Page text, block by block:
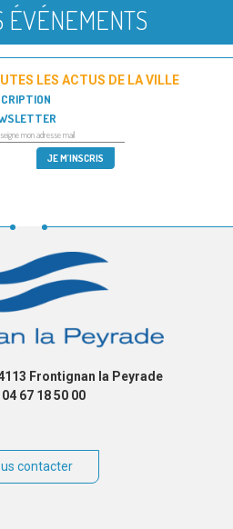
ÉVÉNEMENTS
LES ACTUS DE LA VILLE
Frontignan la Peyrade
67 18 50 00
contacter